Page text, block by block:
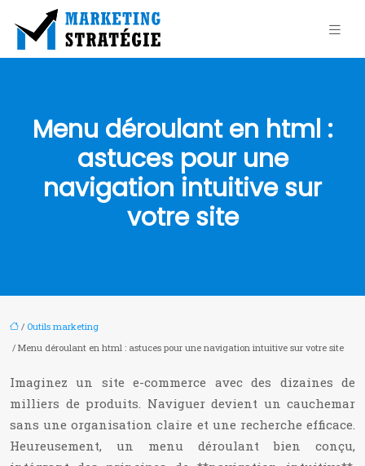
Menu déroulant en html :
astuces pour une
navigation intuitive sur
votre site
/ Outils marketing
/ Menu déroulant en html : astuces pour une navigation intuitive sur votre site
Imaginez un site e-commerce avec des dizaines de
milliers de produits. Naviguer devient un cauchemar
sans une organisation claire et une recherche efficace.
Heureusement, un menu déroulant bien conçu,